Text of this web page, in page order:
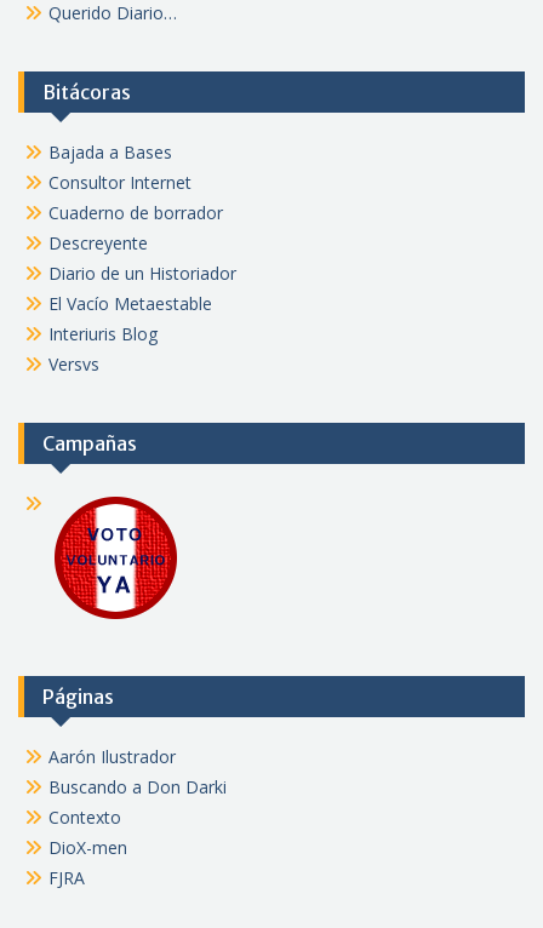
Querido Diario…
Bitácoras
Bajada a Bases
Consultor Internet
Cuaderno de borrador
Descreyente
Diario de un Historiador
El Vacío Metaestable
Interiuris Blog
Versvs
Campañas
Páginas
Aarón Ilustrador
Buscando a Don Darki
Contexto
DioX-men
FJRA